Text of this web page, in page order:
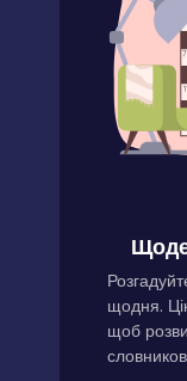
щодня.
щоб